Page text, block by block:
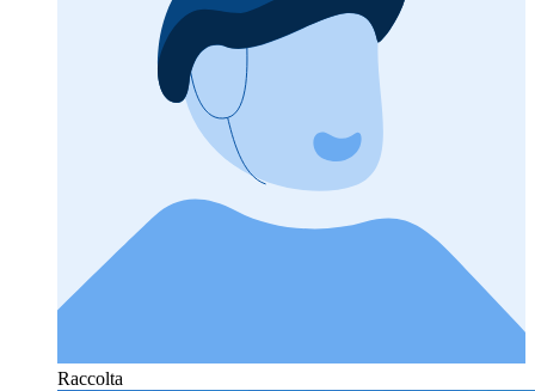
Raccolta